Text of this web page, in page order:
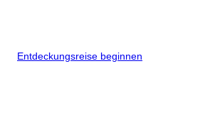
Entdeckungsreise beginnen